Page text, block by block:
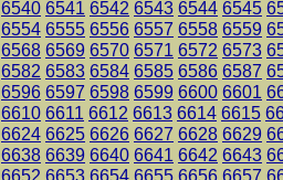
6540 6541 6542 6543 6544 6545
6554 6555 6556 6557 6558 6559
6568 6569 6570 6571 6572 6573
6582 6583 6584 6585 6586 6587
6596 6597 6598 6599 6600 6601
6610 6611 6612 6613 6614 6615
6624 6625 6626 6627 6628 6629
6638 6639 6640 6641 6642 6643
6652 6653 6654 6655 6656 6657